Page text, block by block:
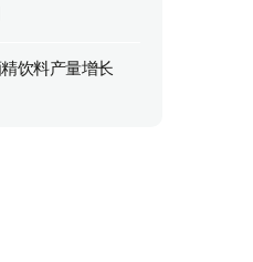
饮料产量增长